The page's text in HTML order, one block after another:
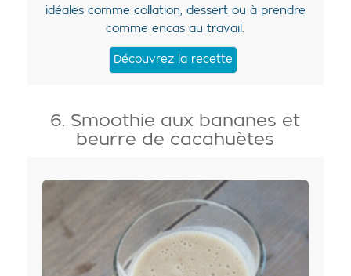
idéales comme collation, dessert ou à prendre
comme encas au travail.
Découvrez la recette
6. Smoothie aux bananes et
beurre de cacahuètes